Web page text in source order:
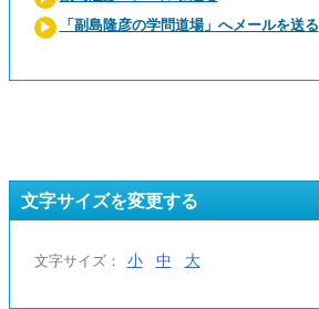
「副島隆彦の学問道場」へメールを送る
文字サイズを変更する
文字サイズ： 小 中 大